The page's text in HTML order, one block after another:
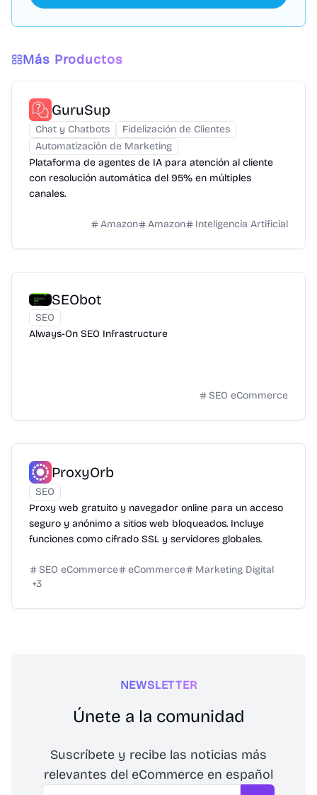
Más Productos
GuruSup
Chat y Chatbots
Fidelización de Clientes
Automatización de Marketing
Plataforma de agentes de IA para atención al cliente
con resolución automática del 95% en múltiples
canales.
Amazon Amazon Inteligencia Artificial
SEObot
SEO
Always-On SEO Infrastructure
SEO eCommerce
ProxyOrb
SEO
Proxy web gratuito y navegador online para un acceso
seguro y anónimo a sitios web bloqueados. Incluye
funciones como cifrado SSL y servidores globales.
SEO eCommerce eCommerce
Marketing Digital
+3
NEWSLETTER
Únete a la comunidad
Suscríbete y recibe las noticias más
relevantes del eCommerce en español
Email